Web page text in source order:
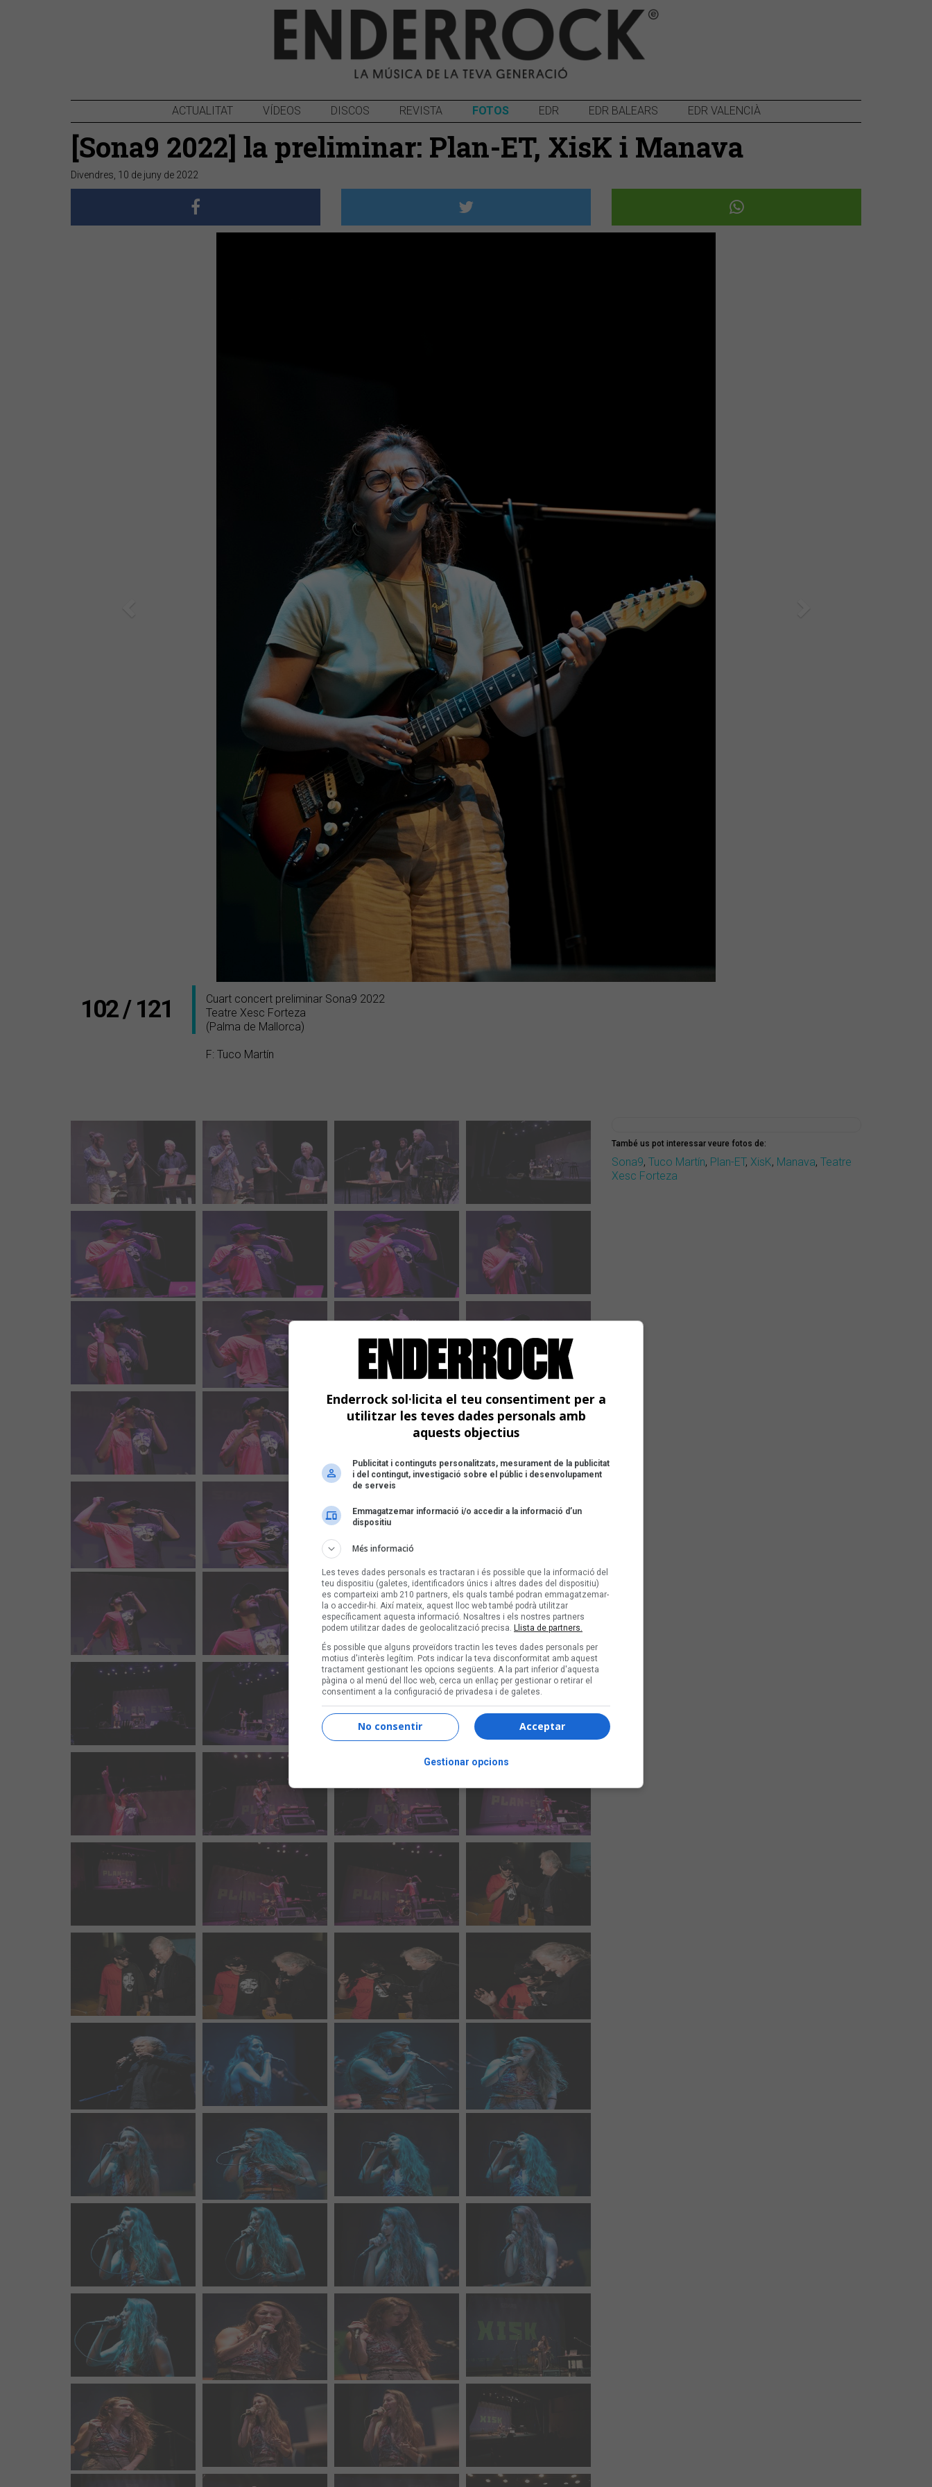
ACTUALITAT VÍDEOS DISCOS REVISTA FOTOS EDR EDR BALEARS EDR VALENCIÀ
[Sona9 2022] la preliminar: Plan-ET, XisK i Manava
Divendres, 10 de juny de 2022
102 / 121
Cuart concert preliminar Sona9 2022
Teatre Xesc Forteza
(Palma de Mallorca)
F: Tuco Martín
També us pot interessar veure fotos de:
Sona9, Tuco Martín, Plan-ET, XisK, Manava, Teatre
Xesc Forteza
Enderrock sol·licita el teu consentiment per a
utilitzar les teves dades personals amb
aquests objectius
Publicitat i continguts personalitzats, mesurament de la publicitat
i del contingut, investigació sobre el públic i desenvolupament
de serveis
Emmagatzemar informació i/o accedir a la informació d’un
dispositiu
Més informació
Les teves dades personals es tractaran i és possible que la informació del
teu dispositiu (galetes, identificadors únics i altres dades del dispositiu)
es comparteixi amb 210 partners, els quals també podran emmagatzemar-
la o accedir-hi. Així mateix, aquest lloc web també podrà utilitzar
específicament aquesta informació. Nosaltres i els nostres partners
podem utilitzar dades de geolocalització precisa. Llista de partners.
És possible que alguns proveïdors tractin les teves dades personals per
motius d'interès legítim. Pots indicar la teva disconformitat amb aquest
tractament gestionant les opcions següents. A la part inferior d'aquesta
pàgina o al menú del lloc web, cerca un enllaç per gestionar o retirar el
consentiment a la configuració de privadesa i de galetes.
Acceptar
No consentir
Gestionar opcions